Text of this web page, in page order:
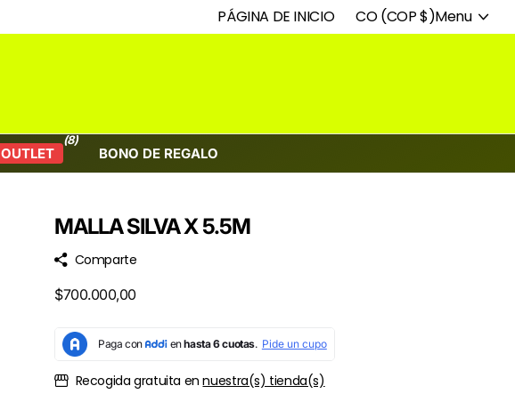
Especialistas en deporte
PÁGINA DE INICIO CO (COP $)Menu
OUTLET
(8)
BONO DE REGALO
MALLA SILVA X 5.5M
Comparte
$700.000,00
Recogida gratuita ennuestra(s) tienda(s)